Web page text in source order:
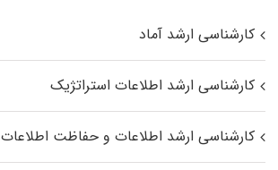
کارشناسی ارشد آماد
کارشناسی ارشد اطلاعات استراتژیک
کارشناسی ارشد اطلاعات و حفاظت اطلاعات